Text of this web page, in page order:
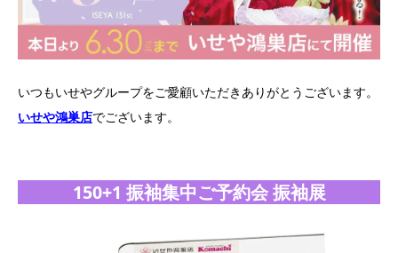
いつもいせやグループをご愛顧いただきありがとうございます。
いせや鴻巣店でございます。
150+1 振袖集中ご予約会 振袖展